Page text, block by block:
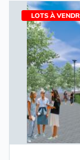
LOTS À